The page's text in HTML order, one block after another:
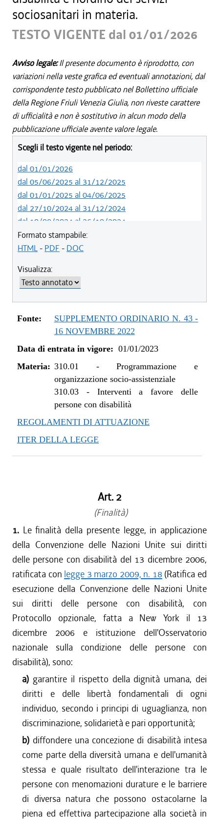
sociosanitari in materia.
TESTO VIGENTE dal 01/01/2026
Avviso legale:Il presente documento è riprodotto, con
variazioni nella veste grafica ed eventuali annotazioni, dal
corrispondente testo pubblicato nel Bollettino ufficiale
della Regione Friuli Venezia Giulia, non riveste carattere
di ufficialità e non è sostitutivo in alcun modo della
pubblicazione ufficiale avente valore legale.
Scegli il testo vigente nel periodo:
dal 01/01/2026
dal 05/06/2025 al 31/12/2025
dal 01/01/2025 al 04/06/2025
dal 27/10/2024 al 31/12/2024
dal 10/08/2024 al 26/10/2024
dal 01/01/2024 al 09/08/2024
dal 07/03/2023 al 31/12/2023
Formato stampabile:
HTML- PDF - DOC
Visualizza:
Fonte:
SUPPLEMENTO ORDINARIO N. 43 -
16 NOVEMBRE 2022
Data di entrata in vigore: 01/01/2023
Materia: 310.01 -Programmazione e
organizzazione socio-assistenziale
310.03- Interventi a favore delle
persone con disabilità
REGOLAMENTI DI ATTUAZIONE
ITER DELLA LEGGE
Art. 2
(Finalità)
1. Le finalità della presente legge, in applicazione
della Convenzione delle Nazioni Unite sui diritti
delle persone con disabilità del 13 dicembre 2006,
ratificata con legge 3 marzo 2009, n. 18 (Ratifica ed
esecuzione della Convenzione delle Nazioni Unite
sui diritti delle persone con disabilità, con
Protocollo opzionale, fatta a New York il 13
dicembre 2006 e istituzione dell'Osservatorio
nazionale sulla condizione delle persone con
disabilità), sono:
a) garantire il rispetto della dignità umana, dei
diritti e delle libertà fondamentali di ogni
individuo, secondo i principi di uguaglianza, non
discriminazione, solidarietà e pari opportunità;
b) diffondere una concezione di disabilità intesa
come parte della diversità umana e dell'umanità
stessa e quale risultato dell'interazione tra le
persone con menomazioni durature e le barriere
di diversa natura che possono ostacolarne la
piena ed effettiva partecipazione alla società in